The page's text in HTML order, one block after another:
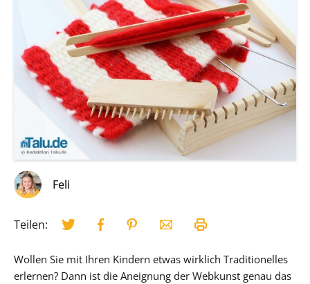
Feli
Teilen:
Wollen Sie mit Ihren Kindern etwas wirklich Traditionelles
erlernen? Dann ist die Aneignung der Webkunst genau das